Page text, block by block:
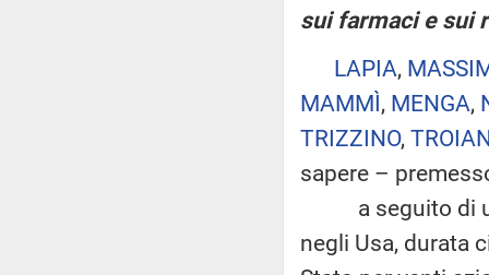
sui farmaci e sui
LAPIA,
MAMMÌ, MENGA,
TRIZZINO,
sapere –
a seguito di
negli Usa, durata